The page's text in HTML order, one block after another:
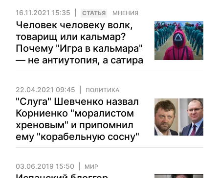
16.11.2021 15:35 CТАТЬЯ МНЕНИЯ
Человек человеку волк,
товарищ или кальмар?
Почему "Игра в кальмара"
— не антиутопия, а сатира
22.04.2021 09:45 ПОЛИТИКА
"Слуга" Шевченко назвал
Корниенко "моралистом
хреновым" и припомнил
ему "корабельную сосну"
03.06.2019 15:50 МИР